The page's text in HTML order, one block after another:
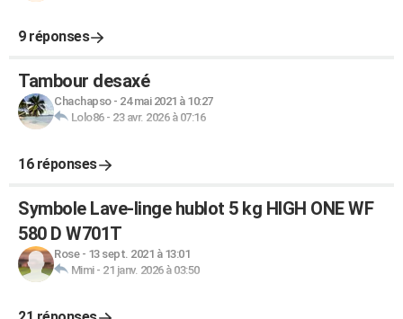
9 réponses
Tambour desaxé
Chachapso- 24 mai 2021 à 10:27
Lolo86- 23 avr. 2026 à 07:16
16 réponses
Symbole Lave-linge hublot 5 kg HIGH ONE WF
580 D W701T
Rose- 13 sept. 2021 à 13:01
Mimi- 21 janv. 2026 à 03:50